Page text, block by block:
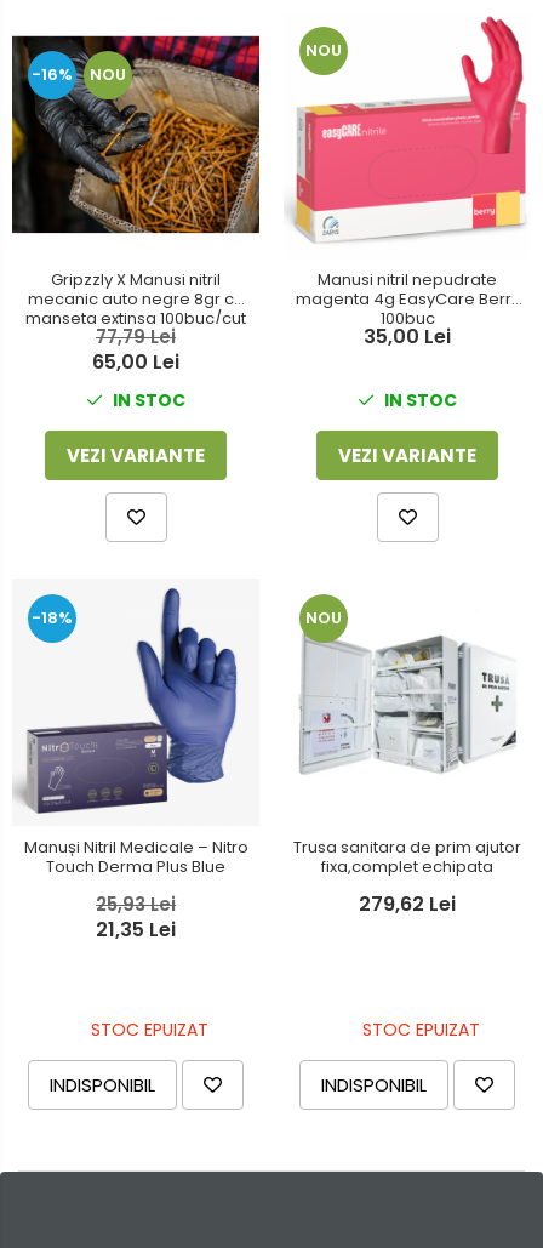
-16% NOU
Gripzzly X Manusi nitril
mecanic auto negre 8gr cu
manseta extinsa 100buc/cut
77,79 Lei
65,00 Lei
IN STOC
VEZI VARIANTE
NOU
Manusi nitril nepudrate
magenta 4g EasyCare Berry
100buc
35,00 Lei
IN STOC
VEZI VARIANTE
-18%
Manuși Nitril Medicale – Nitro
Touch Derma Plus Blue
25,93 Lei
21,35 Lei
STOC EPUIZAT
INDISPONIBIL
NOU
Trusa sanitara de prim ajutor
fixa,complet echipata
279,62 Lei
STOC EPUIZAT
INDISPONIBIL